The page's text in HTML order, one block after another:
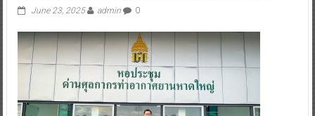
June 23, 2025 admin 0